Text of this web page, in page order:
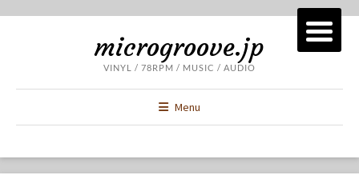
microgroove.jp
VINYL / 78RPM / MUSIC / AUDIO
Menu